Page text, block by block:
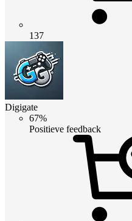
137
Digigate
67%
Positieve feedback